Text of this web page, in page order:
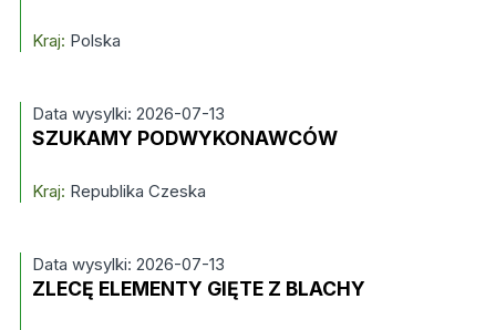
Kraj: Polska
Data wysylki: 2026-07-13
SZUKAMY PODWYKONAWCÓW
Kraj: Republika Czeska
Data wysylki: 2026-07-13
ZLECĘ ELEMENTY GIĘTE Z BLACHY